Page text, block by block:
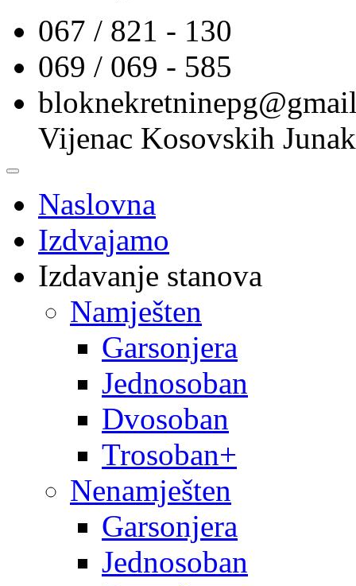
067 / 821 - 130
069 / 069 - 585
Vijenac Kosovskih
Naslovna
Izdvajamo
Izdavanje stanova
Namješten
Garsonjera
Jednosoban
Dvosoban
Trosoban+
Nenamješten
Garsonjera
Jednosoban